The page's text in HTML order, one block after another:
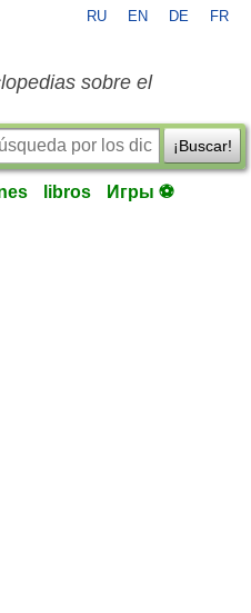
RU EN DE FR
sobre el
¡Buscar!
libros Игры ⚽